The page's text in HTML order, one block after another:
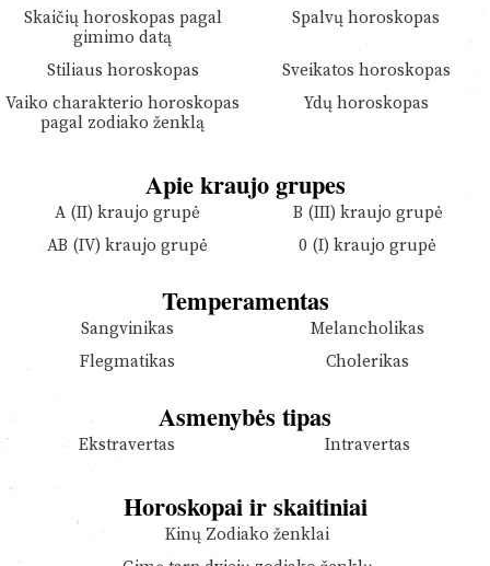
Skaičių horoskopas pagal
gimimo datą
Spalvų horoskopas
Stiliaus horoskopas
Sveikatos horoskopas
Vaiko charakterio horoskopas
pagal zodiako ženklą
Ydų horoskopas
Apie kraujo grupes
A (II) kraujo grupė
B (III) kraujo grupė
AB (IV) kraujo grupė
0 (I) kraujo grupė
Temperamentas
Sangvinikas
Melancholikas
Flegmatikas
Cholerikas
Asmenybės tipas
Ekstravertas Intravertas
Horoskopai ir skaitiniai
Kinų Zodiako ženklai